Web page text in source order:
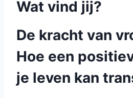
Wat vind jij?
De kracht van
Hoe een
je leven kan